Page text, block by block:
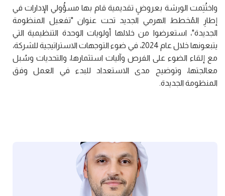
واختُتِمت الورشة بعروضٍ تقديمية قام بها مسؤُولي الإدارات في
إطارِ المُخطط الهرمي الجديد تحت عنوان "تفعيل المنظومة
الجديدة"، استعرضوا من خلالها أولويات الوحدة التنظيمية التي
يتبعونها خلال عام 2024، في ضوء التوجهات الاستراتيجية للشركة،
مع إلقاء الضوء على الفرص وآليات استثمارها، والتحديات وسُبل
معالجتها، وتوضيح مدى الاستعداد للبدء في العمل وفق
المنظومة الجديدة.